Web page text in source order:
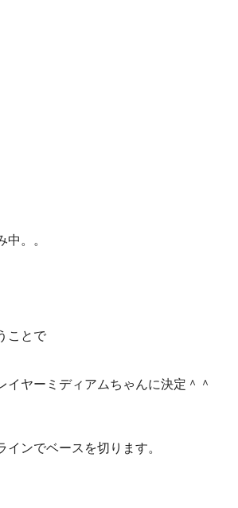
。。
ことで
ヤーミディアムちゃんに決定＾＾
ンでベースを切ります。